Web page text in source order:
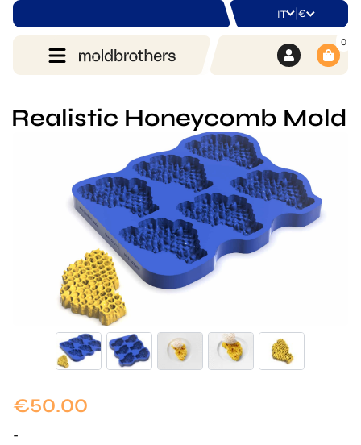
IT | €
0
Realistic Honeycomb Mold
€50.00
-